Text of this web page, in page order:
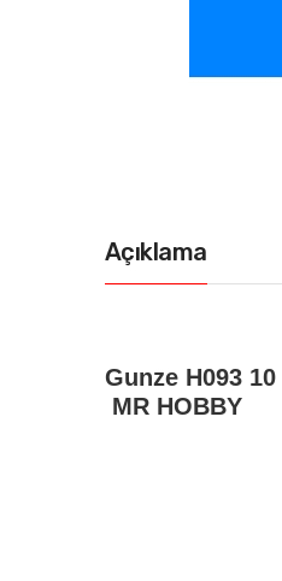
Açıklama
Gunze H093
MR HOBBY